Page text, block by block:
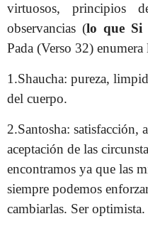
virtuosos, principios
observancias (lo que Si
Pada (Verso 32)
1.Shaucha: pureza,
del cuerpo.
2.Santosha: satisfacción,
aceptación de las
encontramos ya que las
siempre podemos
cambiarlas. Ser optimista.